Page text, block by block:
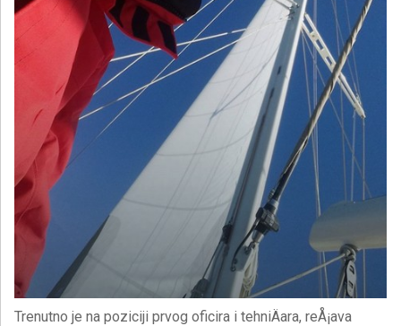
Trenutno je na poziciji prvog oficira i tehniÄara, reÅ¡ava